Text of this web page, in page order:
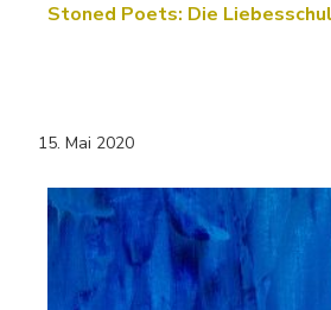
Stoned Poets: Die
15. Mai 2020